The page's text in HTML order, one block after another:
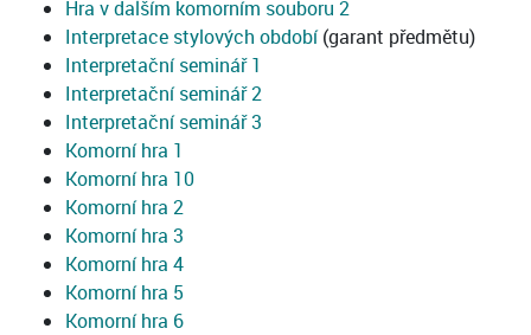
Hra v dalším komorním souboru 2
Interpretace stylových období(garant předmětu)
Interpretační seminář 1
Interpretační seminář 2
Interpretační seminář 3
Komorní hra 1
Komorní hra 10
Komorní hra 2
Komorní hra 3
Komorní hra 4
Komorní hra 5
Komorní hra 6